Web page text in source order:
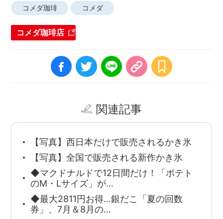
コメダ珈琲 コメダ
コメダ珈琲店
関連記事
【写真】西日本だけで販売されるかき氷
【写真】全国で販売される新作かき氷
◆マクドナルドで12日間だけ！「ポテト
のM・Lサイズ」が…
◆最大2811円お得…銀だこ「夏の回数
券」、7月＆8月の…